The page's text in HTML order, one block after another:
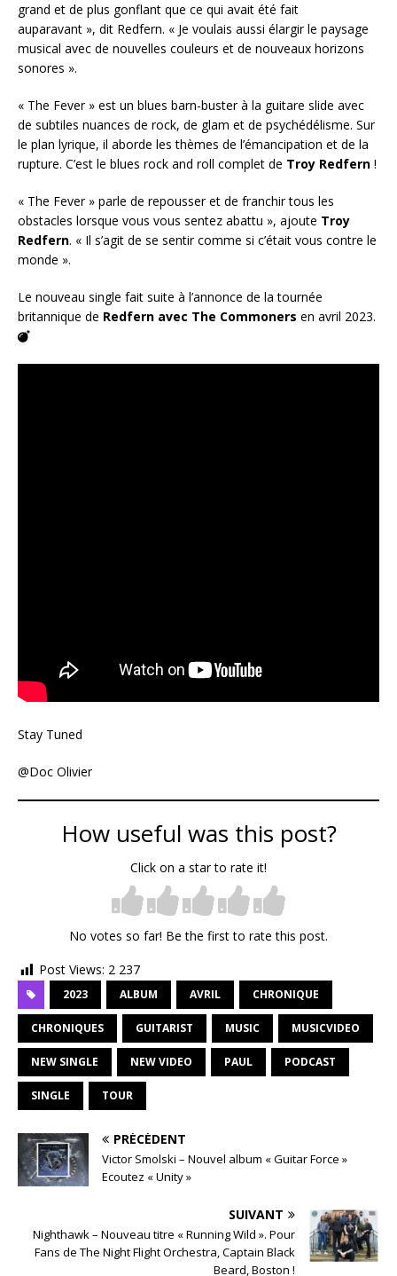
grand et de plus gonflant que ce qui avait été fait
auparavant », dit Redfern. « Je voulais aussi élargir le paysage
musical avec de nouvelles couleurs et de nouveaux horizons
sonores ».
« The Fever » est un blues barn-buster à la guitare slide avec
de subtiles nuances de rock, de glam et de psychédélisme. Sur
le plan lyrique, il aborde les thèmes de l’émancipation et de la
rupture. C’est le blues rock and roll complet de Troy Redfern !
« The Fever » parle de repousser et de franchir tous les
obstacles lorsque vous vous sentez abattu », ajoute Troy
Redfern. « Il s’agit de se sentir comme si c’était vous contre le
monde ».
Le nouveau single fait suite à l’annonce de la tournée
britannique de Redfern avec The Commoners en avril 2023.
Stay Tuned
@Doc Olivier
How useful was this post?
Click on a star to rate it!
No votes so far! Be the first to rate this post.
Post Views: 2 237
2023 ALBUM AVRIL CHRONIQUE
CHRONIQUES GUITARIST MUSIC MUSICVIDEO
NEW SINGLE NEW VIDEO PAUL PODCAST
SINGLE TOUR
PRÉCÉDENT
Victor Smolski – Nouvel album « Guitar Force »
Ecoutez « Unity »
SUIVANT
Nighthawk – Nouveau titre « Running Wild ». Pour
Fans de The Night Flight Orchestra, Captain Black
Beard, Boston !